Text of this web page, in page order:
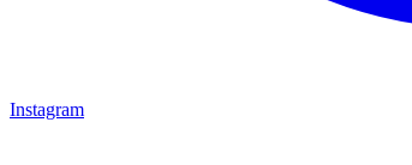
Instagram